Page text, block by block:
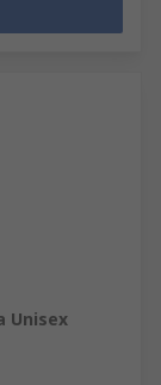
Unisex